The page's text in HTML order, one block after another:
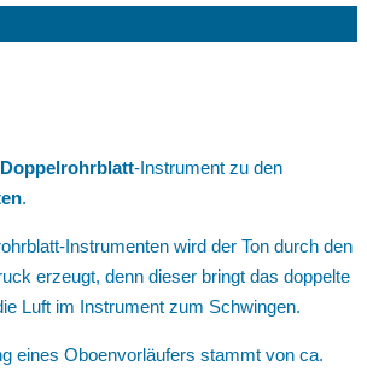
Doppelrohrblatt-Instrument zu den
.
Instrumenten wird der Ton durch den
erzeugt, denn dieser bringt das doppelte
Luft im Instrument zum Schwingen.
eines Oboenvorläufers stammt von ca.